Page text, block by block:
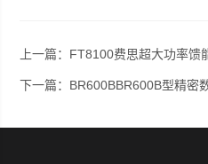
上一篇： FT8100费思超大功率馈
下一篇： BR600BBR600B型精密数字